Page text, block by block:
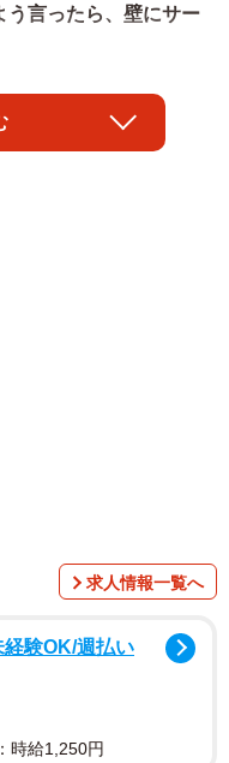
う言ったら、壁にサー
、8歳の男の子が作っ
注目を集めました。壁
ちゃいいな！！！ア
即ち将来性を感じずに
ど、称賛の声がリプラ
求人情報一覧へ
験OK/週払い
時給1,250円